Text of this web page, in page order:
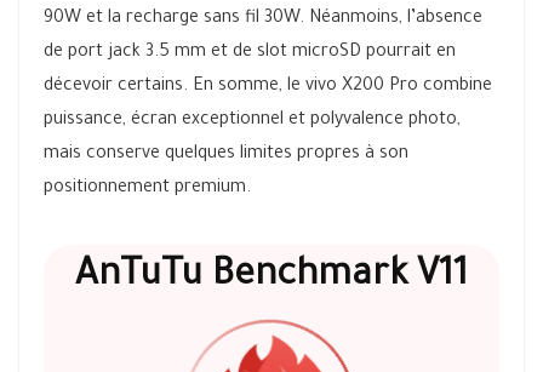
90W et la recharge sans fil 30W. Néanmoins, l’absence
de port jack 3.5 mm et de slot microSD pourrait en
décevoir certains. En somme, le vivo X200 Pro combine
puissance, écran exceptionnel et polyvalence photo,
mais conserve quelques limites propres à son
positionnement premium.
AnTuTu Benchmark V11